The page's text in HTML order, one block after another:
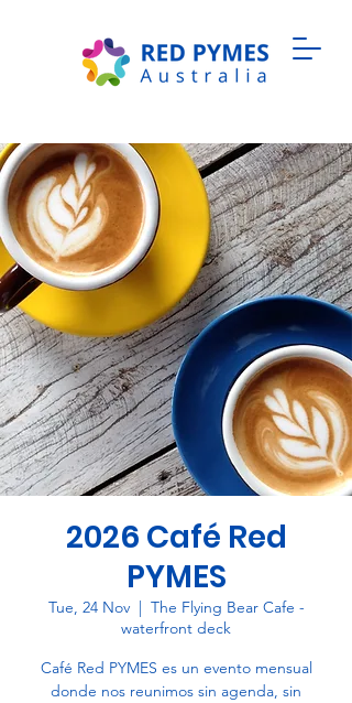
2026 Café Red
PYMES
Tue, 24 Nov
  |
The Flying Bear Cafe -
waterfront deck
Café Red PYMES es un evento mensual
donde nos reunimos sin agenda, sin